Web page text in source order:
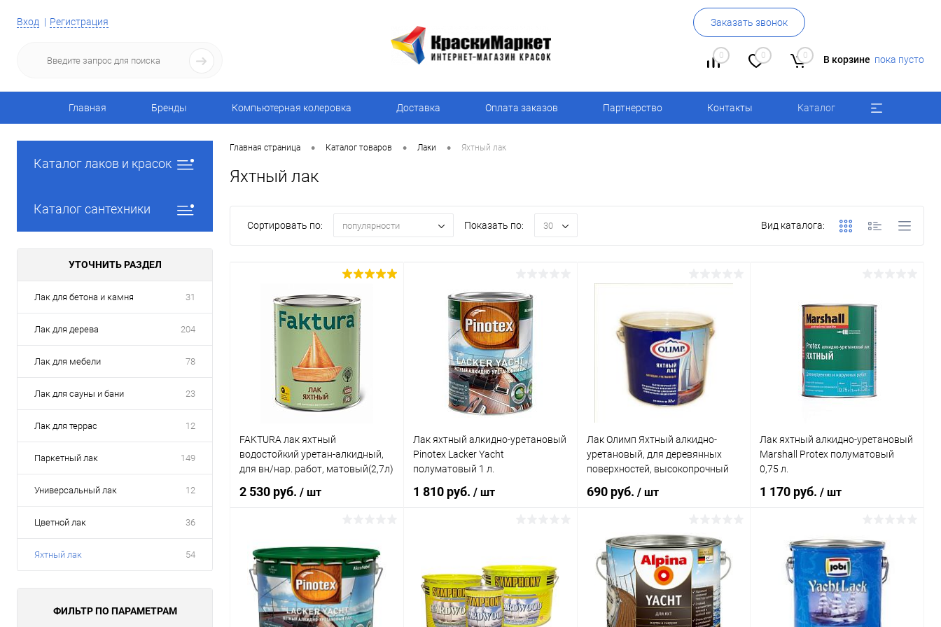
Вход Регистрация Заказать звонок
0 0 0 В корзине пока пусто
Главная Бренды Компьютерная колеровка Доставка Оплата заказов Партнерство Контакты Каталог
Каталог лаков и красок
Каталог сантехники
УТОЧНИТЬ РАЗДЕЛ
Лак для бетона и камня 31
Лак для дерева 204
Лак для мебели 78
Лак для сауны и бани 23
Лак для террас 12
Паркетный лак 149
Универсальный лак 12
Цветной лак 36
Яхтный лак 54
ФИЛЬТР ПО ПАРАМЕТРАМ
Главная страница • Каталог товаров • Лаки • Яхтный лак
Яхтный лак
Сортировать по: популярности Показать по: 30 Вид каталога:
FAKTURA лак яхтный
водостойкий уретан-алкидный,
для вн/нар. работ, матовый(2,7л)
2 530 руб. / шт
В корзину
Купить в 1 клик Сравнение
В избранное В наличии
Лак яхтный алкидно-уретановый
Pinotex Lacker Yacht
полуматовый 1 л.
1 810 руб. / шт
Купить в 1 клик Сравнение
В избранное В наличии
Лак Олимп Яхтный алкидно-
уретановый, для деревянных
поверхностей, высокопрочный
690 руб. / шт
В корзину
Купить в 1 клик Сравнение
В избранное В наличии
Лак яхтный алкидно-уретановый
Marshall Protex полуматовый
0,75 л.
1 170 руб./ шт
В корзину
Купить в 1 клик Сравнение
В избранное В наличии